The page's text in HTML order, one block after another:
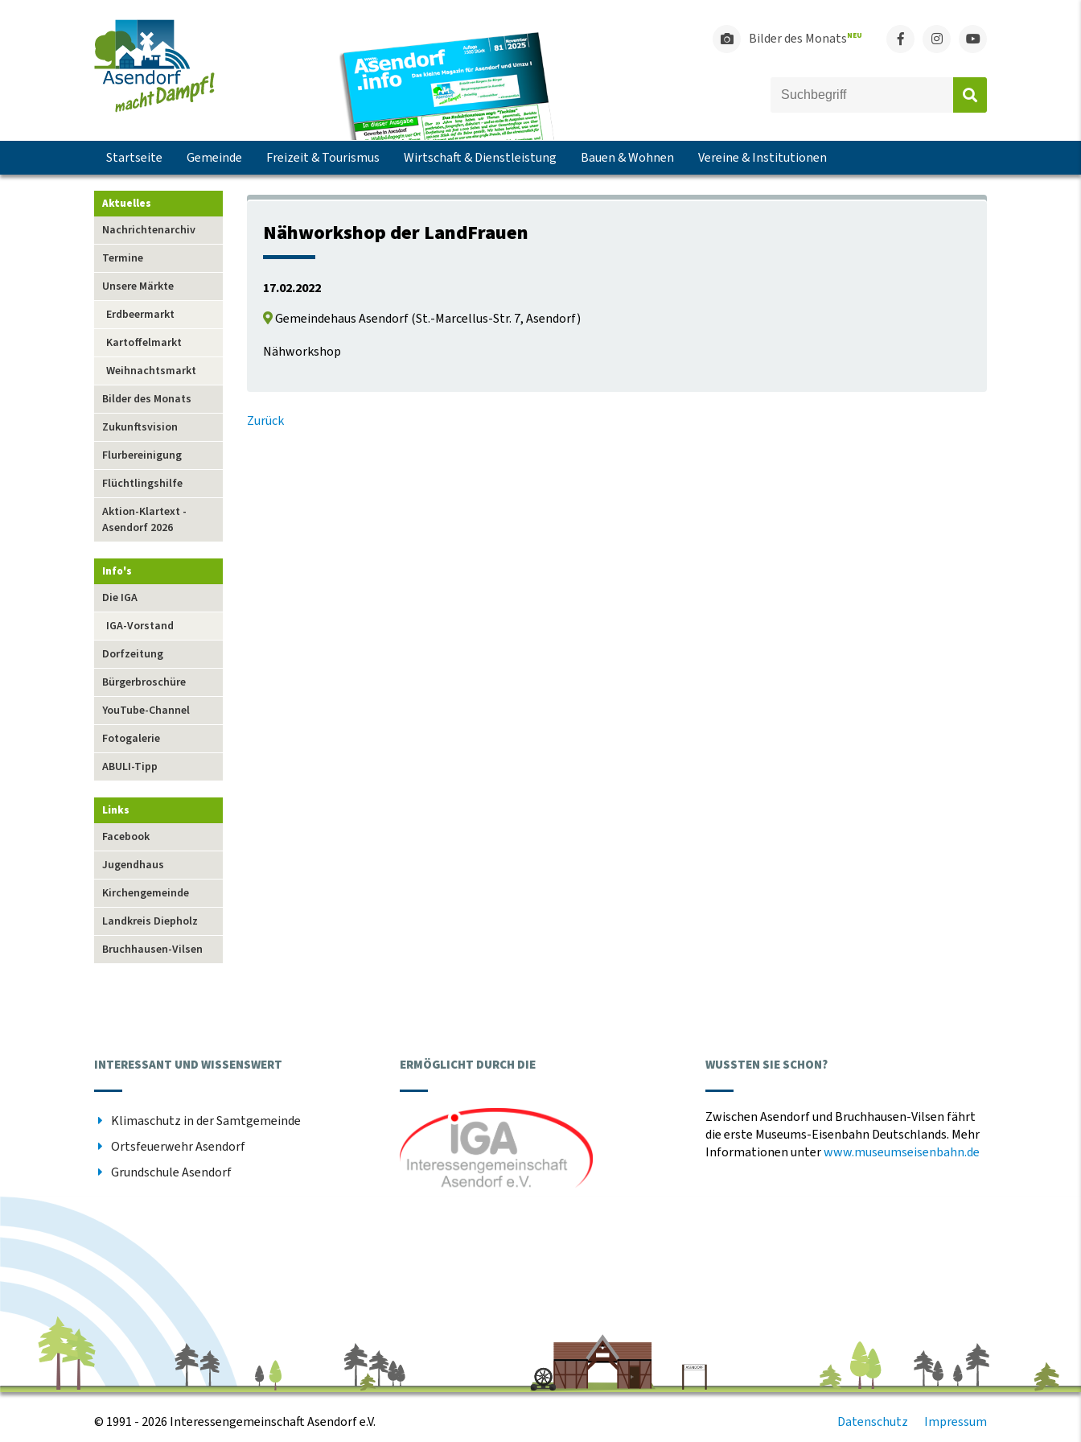
Jetzt herunterladen & lesen!
Bilder des MonatsNEU
Navigation
überspringen
Startseite Gemeinde Freizeit & Tourismus Wirtschaft & Dienstleistung Bauen & Wohnen Vereine & Institutionen
Aktuelles
Navigation
überspringen
Nachrichtenarchiv
Termine
Unsere Märkte
Erdbeermarkt
Kartoffelmarkt
Weihnachtsmarkt
Bilder des Monats
Zukunftsvision
Flurbereinigung
Flüchtlingshilfe
Aktion-Klartext -
Asendorf 2026
Info's
Navigation
überspringen
Die IGA
IGA-Vorstand
Dorfzeitung
Bürgerbroschüre
YouTube-Channel
Fotogalerie
ABULI-Tipp
Links
Navigation
überspringen
Facebook
Jugendhaus
Kirchengemeinde
Landkreis Diepholz
Bruchhausen-Vilsen
Nähworkshop der LandFrauen
17.02.2022
Gemeindehaus Asendorf(St.-Marcellus-Str. 7, Asendorf)
Nähworkshop
Zurück
INTERESSANT UND WISSENSWERT
Klimaschutz in der Samtgemeinde
Ortsfeuerwehr Asendorf
Grundschule Asendorf
ERMÖGLICHT DURCH DIE WUSSTEN SIE SCHON?
Zwischen Asendorf und Bruchhausen-Vilsen fährt
die erste Museums-Eisenbahn Deutschlands. Mehr
Informationen unterwww.museumseisenbahn.de
© 1991 - 2026 Interessengemeinschaft Asendorf e.V. Datenschutz Impressum